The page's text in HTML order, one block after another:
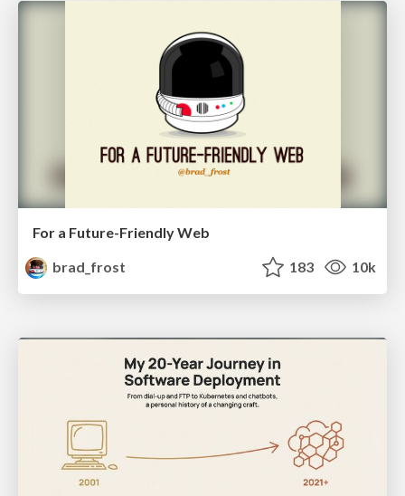
For a Future-Friendly Web
brad_frost
183 10k